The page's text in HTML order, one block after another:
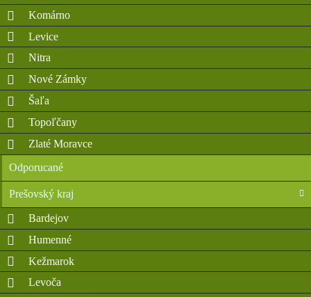
Komárno
Levice
Nitra
Nové Zámky
Šaľa
Topoľčany
Zlaté Moravce
Odporucané
Prešovský kraj
Bardejov
Humenné
Kežmarok
Levoča